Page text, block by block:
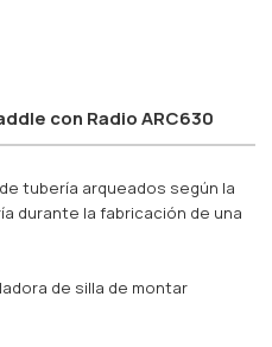
con Radio ARC630
tubería arqueados según la
durante la fabricación de una
de silla de montar